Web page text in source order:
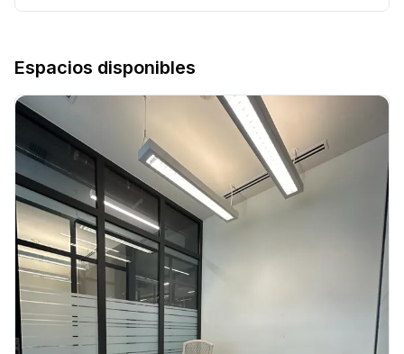
Espacios disponibles